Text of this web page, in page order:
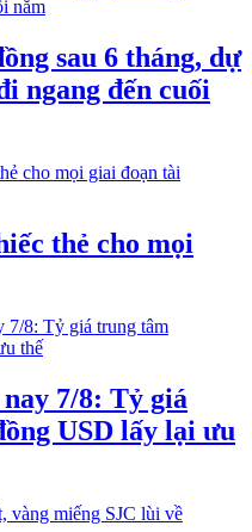
sau 6 tháng, dự
ngang đến cuối
thẻ cho mọi
7/8: Tỷ giá
USD lấy lại ưu